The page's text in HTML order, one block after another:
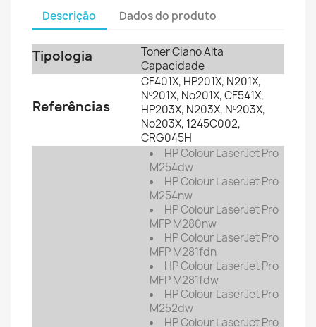
Descrição Dados do produto
Tipologia
Toner Ciano Alta
Capacidade
Referências
CF401X, HP201X, N201X,
Nº201X, No201X, CF541X,
HP203X, N203X, Nº203X,
No203X, 1245C002,
CRG045H
HP Colour LaserJet Pro
M254dw
HP Colour LaserJet Pro
M254nw
HP Colour LaserJet Pro
MFP M280nw
HP Colour LaserJet Pro
MFP M281fdn
HP Colour LaserJet Pro
MFP M281fdw
HP Colour LaserJet Pro
M252dw
HP Colour LaserJet Pro